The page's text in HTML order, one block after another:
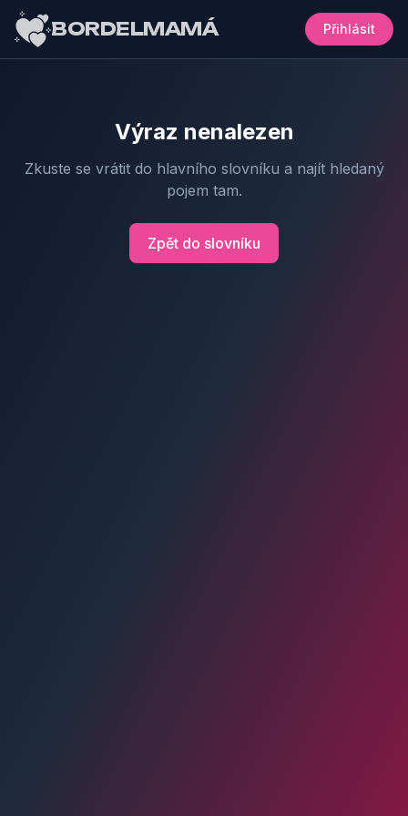
BORDELMAMÁ Přihlásit
Výraz nenalezen
Zkuste se vrátit do hlavního slovníku a najít hledaný
pojem tam.
Zpět do slovníku